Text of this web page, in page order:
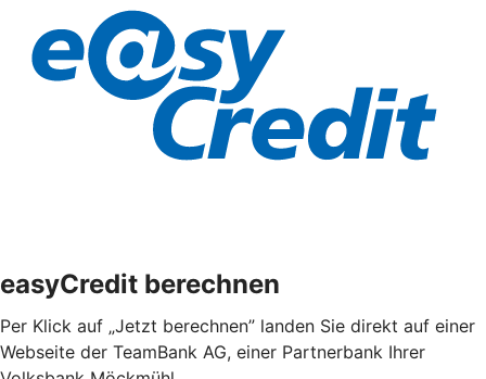
easyCredit berechnen
Per Klick auf „Jetzt berechnen” landen Sie direkt auf einer
Webseite der TeamBank AG, einer Partnerbank Ihrer